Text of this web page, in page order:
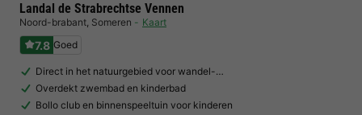
Landal de Strabrechtse Vennen
Noord-brabant, Someren Kaart
7.8 Goed
Direct in het natuurgebied voor wandel-…
Overdekt zwembad en kinderbad
Bollo club en binnenspeeltuin voor kinderen